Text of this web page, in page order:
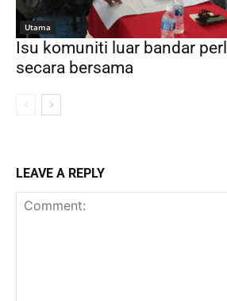
Utama
Isu komuniti luar bandar
secara bersama
LEAVE A REPLY